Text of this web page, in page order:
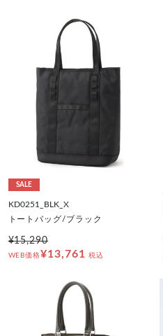
SALE
KD0251_BLK_X
トートバッグ/ブラック
¥15,290
WEB価格¥13,761 税込